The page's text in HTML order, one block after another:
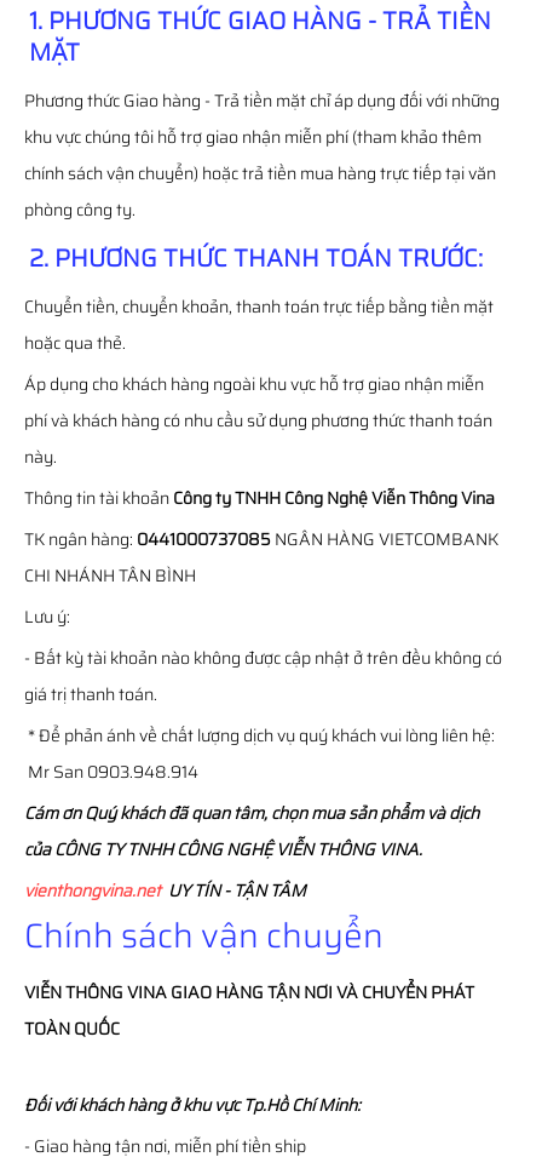
1. PHƯƠNG THỨC GIAO HÀNG - TRẢ TIỀN
MẶT
Phương thức Giao hàng - Trả tiền mặt chỉ áp dụng đối với những
khu vực chúng tôi hỗ trợ giao nhận miễn phí (tham khảo thêm
chính sách vận chuyển) hoặc trả tiền mua hàng trực tiếp tại văn
phòng công ty.
2. PHƯƠNG THỨC THANH TOÁN TRƯỚC:
Chuyển tiền, chuyển khoản, thanh toán trực tiếp bằng tiền mặt
hoặc qua thẻ.
Áp dụng cho khách hàng ngoài khu vực hỗ trợ giao nhận miễn
phí và khách hàng có nhu cầu sử dụng phương thức thanh toán
này.
Thông tin tài khoảnCông ty TNHH Công Nghệ Viễn Thông Vina
TK ngân hàng: 0441000737085NGÂN HÀNG VIETCOMBANK
CHI NHÁNH TÂN BÌNH
Lưu ý:
- Bất kỳ tài khoản nào không được cập nhật ở trên đều không có
giá trị thanh toán.
* Để phản ánh về chất lượng dịch vụ quý khách vui lòng liên hệ:
Mr San 0903.948.914
Cám ơn Quý khách đã quan tâm, chọn mua sản phẩm và dịch
của CÔNG TY TNHH CÔNG NGHỆ VIỄN THÔNG VINA.
vienthongvina.netUY TÍN - TẬN TÂM
Chính sách vận chuyển
VIỄN THÔNGVINAGIAO HÀNG TẬN NƠI VÀ CHUYỂN PHÁT
TOÀN QUỐC
Đối với khách hàng ở khu vực Tp.Hồ Chí Minh:
- Giao hàng tận nơi, miễn phí tiền ship